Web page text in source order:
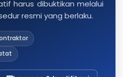
harus dibuktikan melalui
resmi yang berlaku.